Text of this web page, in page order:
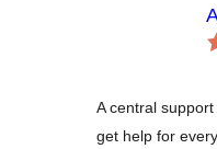
A central
get help for